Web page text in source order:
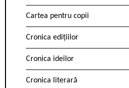
Cartea pentru copii
Cronica edițiilor
Cronica ideilor
Cronica literară